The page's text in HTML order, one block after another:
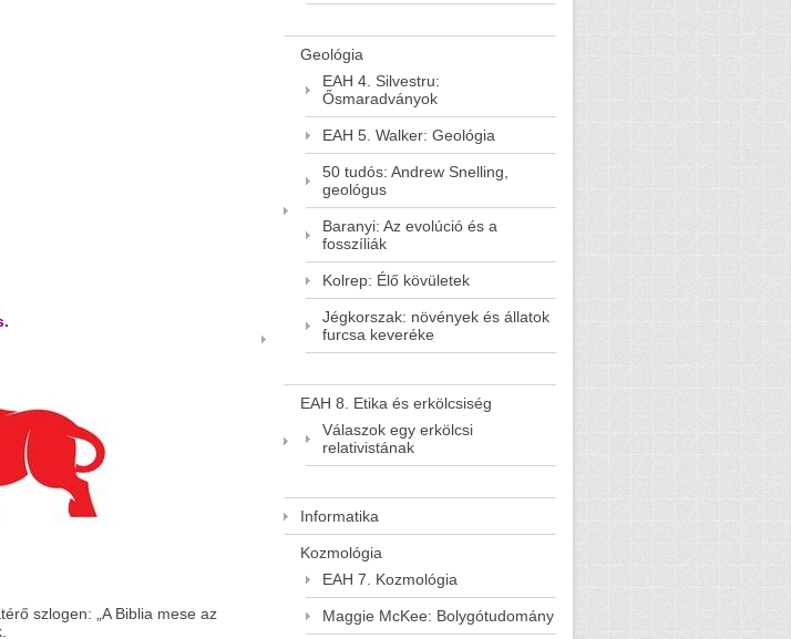
szlogen: „A Biblia mese az
Geológia
EAH 4. Silvestru:
Ősmaradványok
EAH 5. Walker: Geológia
50 tudós: Andrew Snelling,
geológus
Baranyi: Az evolúció és a
fosszíliák
Kolrep: Élő kövületek
Jégkorszak: növények és állatok
furcsa keveréke
EAH 8. Etika és erkölcsiség
Válaszok egy erkölcsi
relativistának
Informatika
Kozmológia
EAH 7. Kozmológia
Maggie McKee: Bolygótudomány